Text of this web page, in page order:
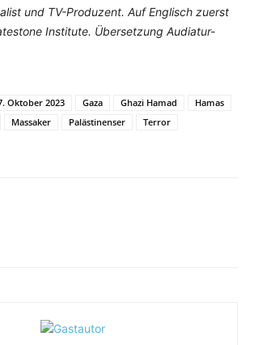
und TV-Produzent. Auf Englisch zuerst
Institute. Übersetzung Audiatur-
Oktober 2023 Gaza Ghazi Hamad
Hamas
Massaker Palästinenser
Terror